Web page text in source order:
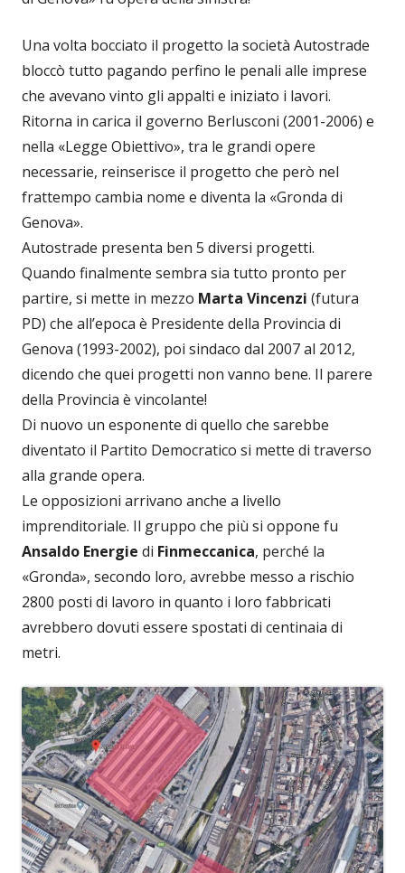
Una volta bocciato il progetto la società Autostrade
bloccò tutto pagando perfino le penali alle imprese
che avevano vinto gli appalti e iniziato i lavori.
Ritorna in carica il governo Berlusconi (2001-2006) e
nella «Legge Obiettivo», tra le grandi opere
necessarie, reinserisce il progetto che però nel
frattempo cambia nome e diventa la «Gronda di
Genova».
Autostrade presenta ben 5 diversi progetti.
Quando finalmente sembra sia tutto pronto per
partire, si mette in mezzo Marta Vincenzi (futura
PD) che all’epoca è Presidente della Provincia di
Genova (1993-2002), poi sindaco dal 2007 al 2012,
dicendo che quei progetti non vanno bene. Il parere
della Provincia è vincolante!
Di nuovo un esponente di quello che sarebbe
diventato il Partito Democratico si mette di traverso
alla grande opera.
Le opposizioni arrivano anche a livello
imprenditoriale. Il gruppo che più si oppone fu
Ansaldo Energie di Finmeccanica, perché la
«Gronda», secondo loro, avrebbe messo a rischio
2800 posti di lavoro in quanto i loro fabbricati
avrebbero dovuti essere spostati di centinaia di
metri.